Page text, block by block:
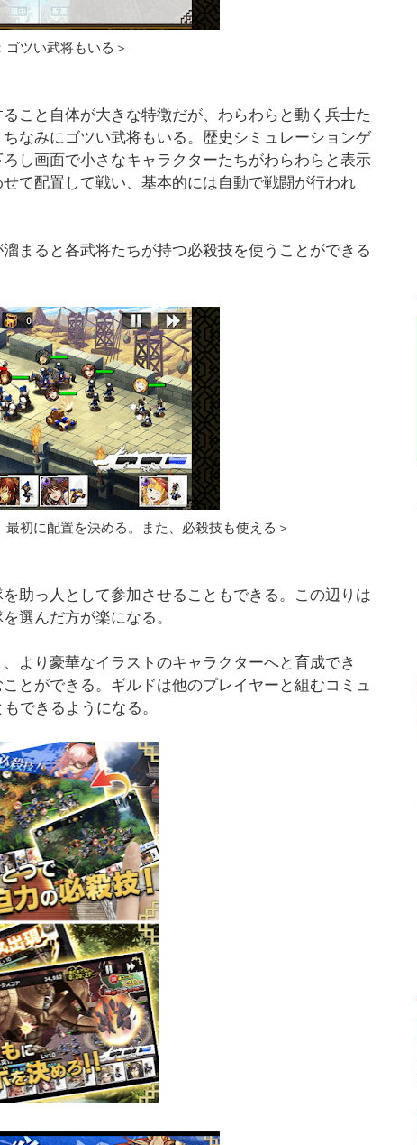
ゴツい武将もいる＞
こと自体が大きな特徴だが、わらわらと動く兵士た
なみにゴツい武将もいる。歴史シミュレーションゲ
し画面で小さなキャラクターたちがわらわらと表示
て配置して戦い、基本的には自動で戦闘が行われ
まると各武将たちが持つ必殺技を使うことができる
初に配置を決める。また、必殺技も使える＞
助っ人として参加させることもできる。この辺りは
選んだ方が楽になる。
より豪華なイラストのキャラクターへと育成でき
とができる。ギルドは他のプレイヤーと組むコミュ
できるようになる。